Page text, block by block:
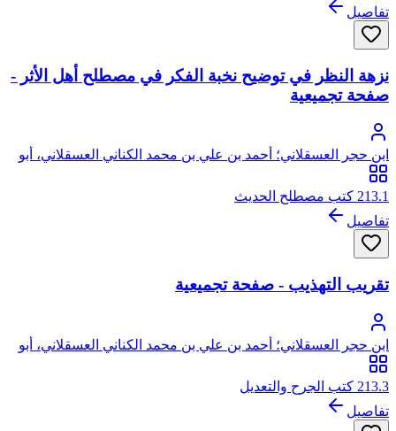
تفاصيل
نزهة النظر في توضيح نخبة الفكر في مصطلح أهل الأثر -
صفحة تجميعية
ابن حجر العسقلاني؛ أحمد بن علي بن محمد الكناني العسقلاني، أبو
الفضل، شهاب الدين، ابن حجر
213.1 كتب مصطلح الحديث
تفاصيل
تقريب التهذيب - صفحة تجميعية
ابن حجر العسقلاني؛ أحمد بن علي بن محمد الكناني العسقلاني، أبو
الفضل، شهاب الدين، ابن حجر
213.3 كتب الجرح والتعديل
تفاصيل